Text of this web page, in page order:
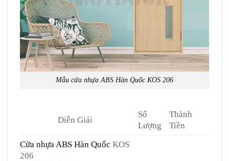
Mẫu cửa nhựa ABS Hàn Quốc KOS 206
Diễn Giải
Số
Lượng
Thành
Tiền
Cửa nhựa ABS Hàn Quốc KOS
206